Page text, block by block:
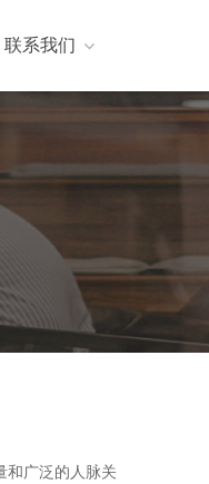
联系我们
和广泛的人脉关